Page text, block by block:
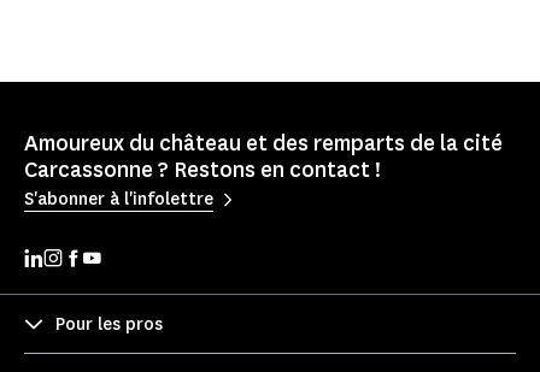
Amoureux du château et des remparts de la cité
Carcassonne ? Restons en contact !
S'abonner à l'infolettre
Pour les pros